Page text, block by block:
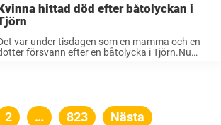
hittad död efter båtolyckan i
var under tisdagen som en mamma och en
försvann efter en båtolycka i Tjörn.Nu
Sidnumrering
Sida
2 … Sida
823 Nästa